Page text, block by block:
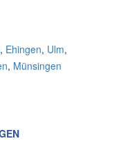
, Ehingen, Ulm,
, Münsingen